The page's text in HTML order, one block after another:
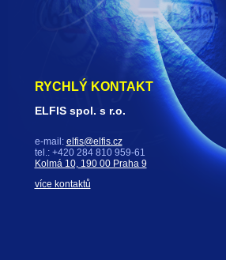
RYCHLÝ KONTAKT
ELFIS spol. s r.o.
e-mail: elfis@elfis.cz
tel.: +420 284 810 959-61
Kolmá 10, 190 00 Praha 9
více kontaktů